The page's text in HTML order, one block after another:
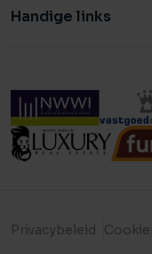
Handige links
Privacybeleid